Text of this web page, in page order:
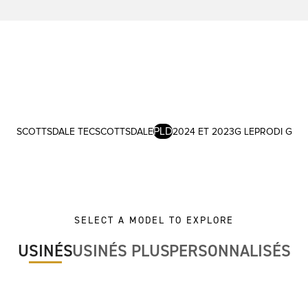
SCOTTSDALE TECSCOTTSDALEPLD2024 ET 2023G LEPRODI G
SELECT A MODEL TO EXPLORE
USINÉSUSINÉS PLUSPERSONNALISÉS